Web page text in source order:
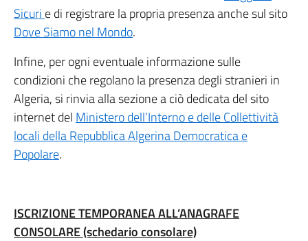
Sicuri e di registrare la propria presenza anche sul sito
Dove Siamo nel Mondo.
Infine, per ogni eventuale informazione sulle
condizioni che regolano la presenza degli stranieri in
Algeria, si rinvia alla sezione a ciò dedicata del sito
internet del Ministero dell’Interno e delle Collettività
locali della Repubblica Algerina Democratica e
Popolare.
ISCRIZIONE TEMPORANEA ALL’ANAGRAFE
CONSOLARE (schedario consolare)